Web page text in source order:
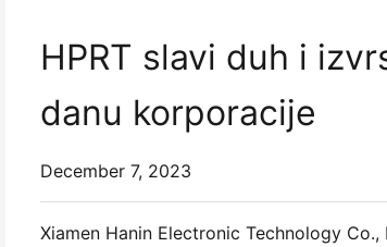
HPRT slavi duh i
danu korporacije
December 7, 2023
Xiamen Hanin Electronic Technology